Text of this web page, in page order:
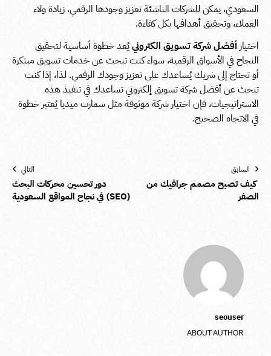
السعودي، يمكن للشركات الناشئة تعزيز وجودها الرقمي، زيادة ولاء
العملاء، وتحقيق أهدافها بكل كفاءة.
اختيارأفضل شركة تسويق الكترونييُعد خطوة أساسية لتحقيق
النجاح في الأسواق الرقمية، سواء كنت تبحث عن خدمات تسويق مبتكرة
أو تحتاج إلى شريك يُساعدك على تعزيز وجودك الرقمي. لذا، إذا كنت
تبحث عن أفضل شركة تسويق إلكتروني تساعدك في تنفيذ هذه
الاستراتيجيات، فإن اختيار شركة موثوقة مثل سمارت ميديا يُعتبر خطوة
في الاتجاه الصحيح.
السابق
كيف تصبح مصمم جرافيك من
الصفر
التالي
دور تحسين محركات البحث
(SEO) في نجاح المواقع السعودية
seouser
ABOUT AUTHOR